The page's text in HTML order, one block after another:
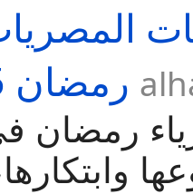
رمضان 2025
رمضان